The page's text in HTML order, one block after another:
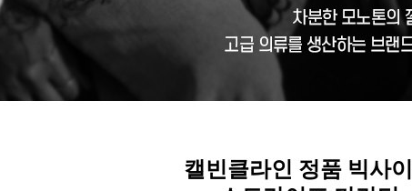
캘빈클라인 정품 빅사